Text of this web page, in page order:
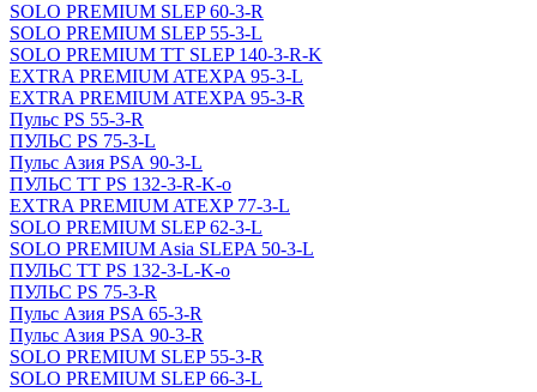
SOLO PREMIUM SLEP 60-3-R
SOLO PREMIUM SLEP 55-3-L
SOLO PREMIUM ТТ SLEP 140-3-R-K
EXTRA PREMIUM ATEXPA 95-3-L
EXTRA PREMIUM ATEXPA 95-3-R
Пульс PS 55-3-R
ПУЛЬС PS 75-3-L
Пульс Азия PSА 90-3-L
ПУЛЬС ТТ PS 132-3-R-K-o
EXTRA PREMIUM ATEXP 77-3-L
SOLO PREMIUM SLEP 62-3-L
SOLO PREMIUM Asia SLEPA 50-3-L
ПУЛЬС ТТ PS 132-3-L-K-o
ПУЛЬС PS 75-3-R
Пульс Азия PSA 65-3-R
Пульс Азия PSА 90-3-R
SOLO PREMIUM SLEP 55-3-R
SOLO PREMIUM SLEP 66-3-L